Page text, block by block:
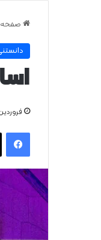
فروردین ۱۹,